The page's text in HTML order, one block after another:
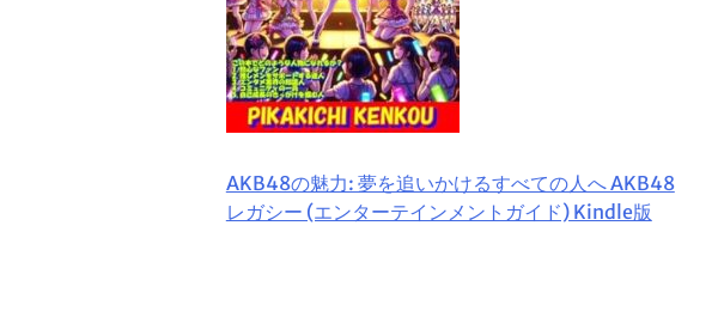
AKB48の魅力: 夢を追いかけるすべての人へ AKB48
レガシー (エンターテインメントガイド) Kindle版